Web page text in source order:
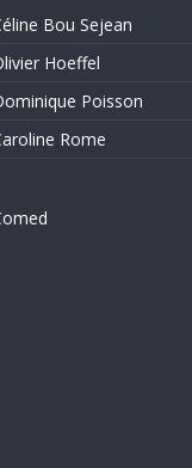
Bou Sejean
Hoeffel
Poisson
Rome